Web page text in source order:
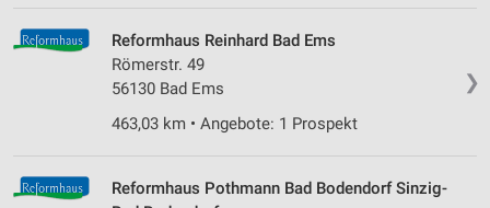
❯
Reformhaus Reinhard Bad Ems
Römerstr. 49
56130 Bad Ems
463,03 km • Angebote: 1 Prospekt
Reformhaus Pothmann Bad Bodendorf Sinzig-